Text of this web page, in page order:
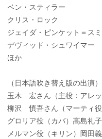
ベン・スティラー
クリス・ロック
ジェイダ・ピンケット＝ス
デヴィッド・シュワイマー
ほか
（日本語吹き替え版の出演）
玉木 宏さん（主役：アレッ
柳沢 慎吾さん（マーティ役
グロリア役（カバ）高島礼
メルマン役（キリン）岡田